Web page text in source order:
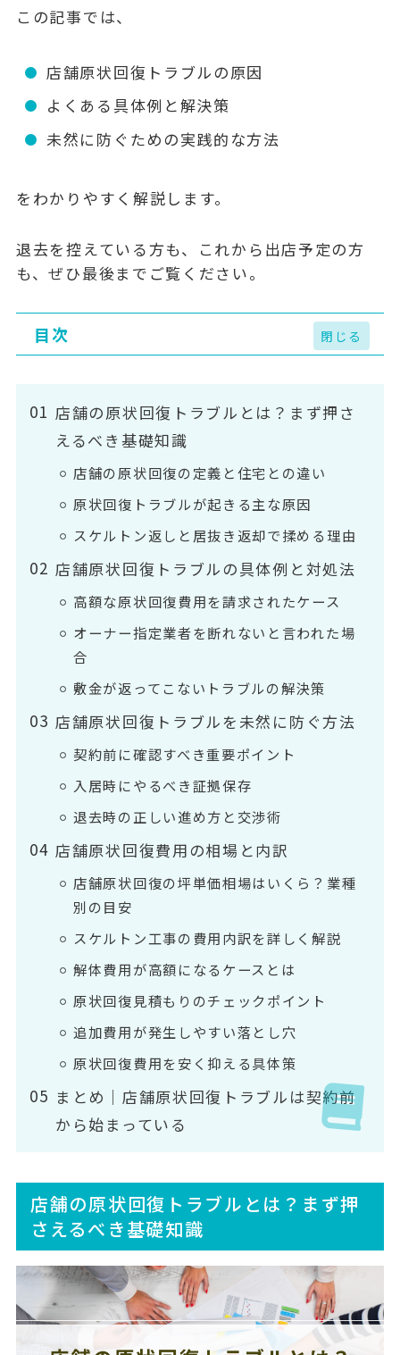
この記事では、
店舗原状回復トラブルの原因
よくある具体例と解決策
未然に防ぐための実践的な方法
をわかりやすく解説します。
退去を控えている方も、これから出店予定の方
も、ぜひ最後までご覧ください。
目次
店舗の原状回復トラブルとは？まず押さ
えるべき基礎知識
店舗の原状回復の定義と住宅との違い
原状回復トラブルが起きる主な原因
スケルトン返しと居抜き返却で揉める理由
店舗原状回復トラブルの具体例と対処法
高額な原状回復費用を請求されたケース
オーナー指定業者を断れないと言われた場
合
敷金が返ってこないトラブルの解決策
店舗原状回復トラブルを未然に防ぐ方法
契約前に確認すべき重要ポイント
入居時にやるべき証拠保存
退去時の正しい進め方と交渉術
店舗原状回復費用の相場と内訳
店舗原状回復の坪単価相場はいくら？業種
別の目安
スケルトン工事の費用内訳を詳しく解説
解体費用が高額になるケースとは
原状回復見積もりのチェックポイント
追加費用が発生しやすい落とし穴
原状回復費用を安く抑える具体策
まとめ｜店舗原状回復トラブルは契約前
から始まっている
店舗の原状回復トラブルとは？まず押
さえるべき基礎知識